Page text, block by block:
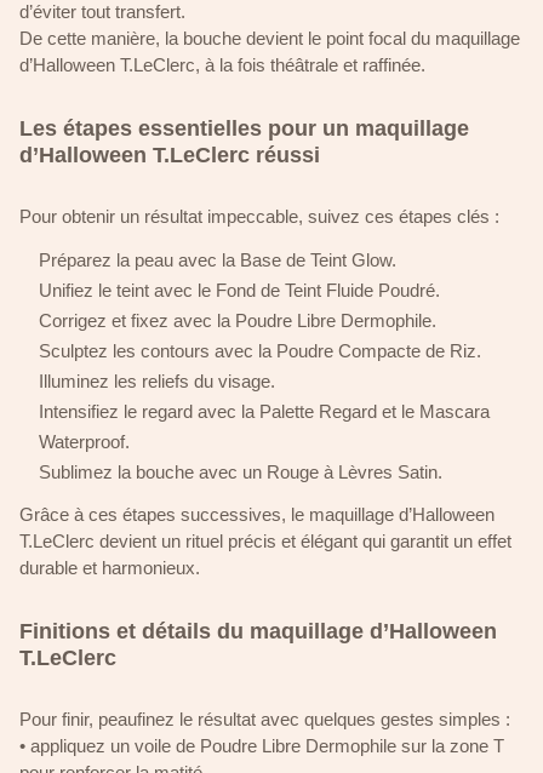
d’éviter tout transfert.
De cette manière, la bouche devient le point focal du maquillage
d’Halloween T.LeClerc, à la fois théâtrale et raffinée.
Les étapes essentielles pour un maquillage
d’Halloween T.LeClerc réussi
Pour obtenir un résultat impeccable, suivez ces étapes clés :
Préparez la peau avec la Base de Teint Glow.
Unifiez le teint avec le Fond de Teint Fluide Poudré.
Corrigez et fixez avec la Poudre Libre Dermophile.
Sculptez les contours avec la Poudre Compacte de Riz.
Illuminez les reliefs du visage.
Intensifiez le regard avec la Palette Regard et le Mascara
Waterproof.
Sublimez la bouche avec un Rouge à Lèvres Satin.
Grâce à ces étapes successives, le maquillage d’Halloween
T.LeClerc devient un rituel précis et élégant qui garantit un effet
durable et harmonieux.
Finitions et détails du maquillage d’Halloween
T.LeClerc
Pour finir, peaufinez le résultat avec quelques gestes simples :
• appliquez un voile de Poudre Libre Dermophile sur la zone T